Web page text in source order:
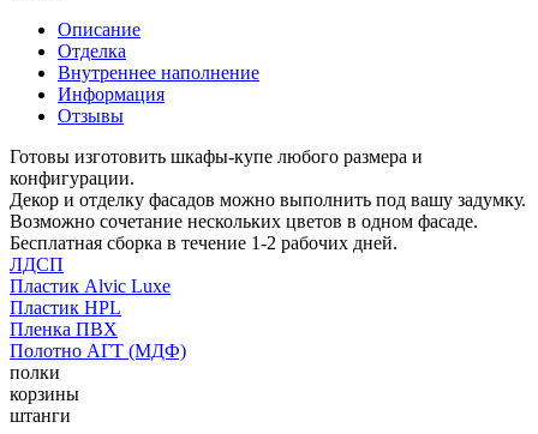
Описание
Отделка
Внутреннее наполнение
Информация
Отзывы
Готовы изготовить шкафы-купе любого размера и
конфигурации.
Декор и отделку фасадов можно выполнить под вашу задумку.
Возможно сочетание нескольких цветов в одном фасаде.
Бесплатная сборка в течение 1-2 рабочих дней.
ЛДСП
Пластик Alvic Luxe
Пластик HPL
Пленка ПВХ
Полотно АГТ (МДФ)
полки
корзины
штанги